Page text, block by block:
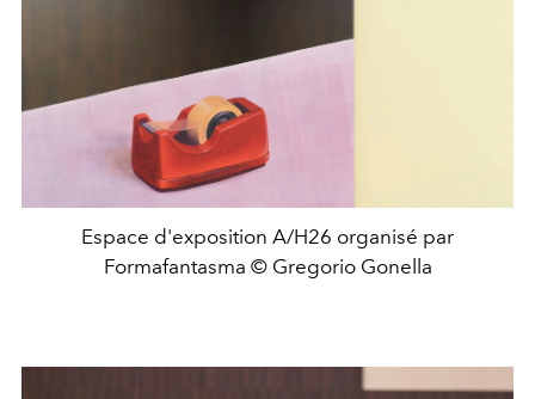
Espace d'exposition A/H26 organisé par
Formafantasma © Gregorio Gonella